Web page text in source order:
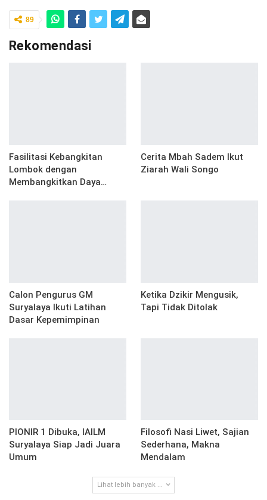
89
Rekomendasi
Fasilitasi Kebangkitan
Lombok dengan
Membangkitkan Daya…
Cerita Mbah Sadem Ikut
Ziarah Wali Songo
Calon Pengurus GM
Suryalaya Ikuti Latihan
Dasar Kepemimpinan
Ketika Dzikir Mengusik,
Tapi Tidak Ditolak
PIONIR 1 Dibuka, IAILM
Suryalaya Siap Jadi Juara
Umum
Filosofi Nasi Liwet, Sajian
Sederhana, Makna
Mendalam
Lihat lebih banyak ...